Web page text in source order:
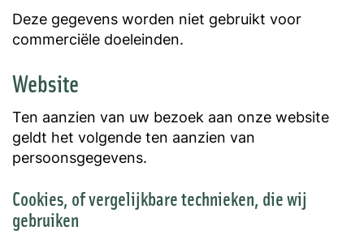
Deze gegevens worden niet gebruikt voor
commerciële doeleinden.
Website
Ten aanzien van uw bezoek aan onze website
geldt het volgende ten aanzien van
persoonsgegevens.
Cookies, of vergelijkbare technieken, die wij
gebruiken